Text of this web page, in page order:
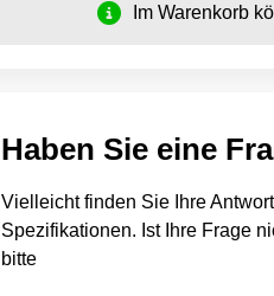
Im Warenkorb
Haben Sie eine
Vielleicht finden Sie Ihre
Spezifikationen. Ist Ihre Frage
bitte